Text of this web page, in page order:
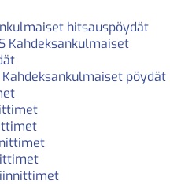
hitsauspöydät
Kahdeksankulmaiset
Kahdeksankulmaiset pöydät